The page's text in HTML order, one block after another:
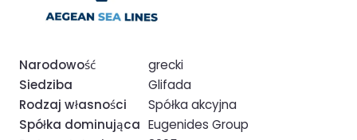
Narodowość
grecki
Siedziba
Glifada
Rodzaj własności
Spółka akcyjna
Spółka dominująca Eugenides Group